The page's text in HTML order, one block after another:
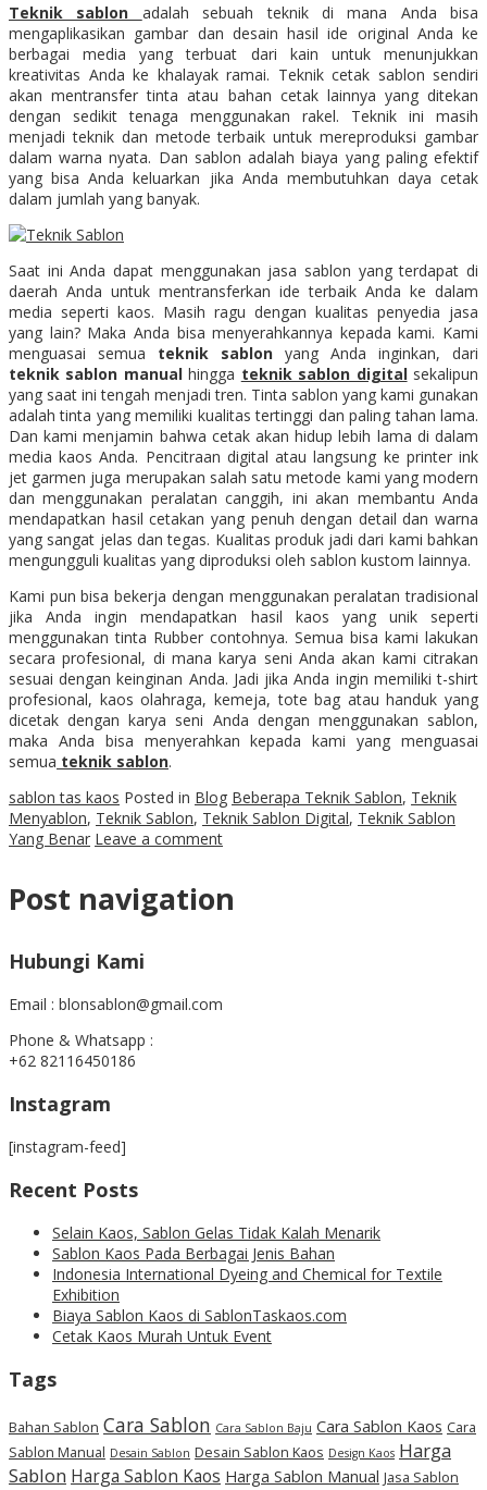
Teknik sablon adalah sebuah teknik di mana Anda bisa
mengaplikasikan gambar dan desain hasil ide original Anda ke
berbagai media yang terbuat dari kain untuk menunjukkan
kreativitas Anda ke khalayak ramai. Teknik cetak sablon sendiri
akan mentransfer tinta atau bahan cetak lainnya yang ditekan
dengan sedikit tenaga menggunakan rakel. Teknik ini masih
menjadi teknik dan metode terbaik untuk mereproduksi gambar
dalam warna nyata. Dan sablon adalah biaya yang paling efektif
yang bisa Anda keluarkan jika Anda membutuhkan daya cetak
dalam jumlah yang banyak.
Saat ini Anda dapat menggunakan jasa sablon yang terdapat di
daerah Anda untuk mentransferkan ide terbaik Anda ke dalam
media seperti kaos. Masih ragu dengan kualitas penyedia jasa
yang lain? Maka Anda bisa menyerahkannya kepada kami. Kami
menguasai semua teknik sablon yang Anda inginkan, dari
teknik sablon manualhingga teknik sablon digitalsekalipun
yang saat ini tengah menjadi tren. Tinta sablon yang kami gunakan
adalah tinta yang memiliki kualitas tertinggi dan paling tahan lama.
Dan kami menjamin bahwa cetak akan hidup lebih lama di dalam
media kaos Anda. Pencitraan digital atau langsung ke printer ink
jet garmen juga merupakan salah satu metode kami yang modern
dan menggunakan peralatan canggih, ini akan membantu Anda
mendapatkan hasil cetakan yang penuh dengan detail dan warna
yang sangat jelas dan tegas. Kualitas produk jadi dari kami bahkan
mengungguli kualitas yang diproduksi oleh sablon kustom lainnya.
Kami pun bisa bekerja dengan menggunakan peralatan tradisional
jika Anda ingin mendapatkan hasil kaos yang unik seperti
menggunakan tinta Rubber contohnya. Semua bisa kami lakukan
secara profesional, di mana karya seni Anda akan kami citrakan
sesuai dengan keinginan Anda. Jadi jika Anda ingin memiliki t-shirt
profesional, kaos olahraga, kemeja, tote bag atau handuk yang
dicetak dengan karya seni Anda dengan menggunakan sablon,
maka Anda bisa menyerahkan kepada kami yang menguasai
semua teknik sablon.
sablon tas kaos Posted in Blog Beberapa Teknik Sablon, Teknik
Menyablon, Teknik Sablon, Teknik Sablon Digital, Teknik Sablon
Yang Benar Leave a comment
Post navigation
Hubungi Kami
Email : blonsablon@gmail.com
Phone & Whatsapp :
+62 82116450186
Instagram
[instagram-feed]
Recent Posts
Selain Kaos, Sablon Gelas Tidak Kalah Menarik
Sablon Kaos Pada Berbagai Jenis Bahan
Indonesia International Dyeing and Chemical for Textile
Exhibition
Biaya Sablon Kaos di SablonTaskaos.com
Cetak Kaos Murah Untuk Event
Tags
Bahan Sablon Cara Sablon Cara Sablon Baju Cara Sablon Kaos Cara
Sablon Manual Desain Sablon Desain Sablon Kaos Design Kaos Harga
Sablon Harga Sablon Kaos Harga Sablon Manual Jasa Sablon